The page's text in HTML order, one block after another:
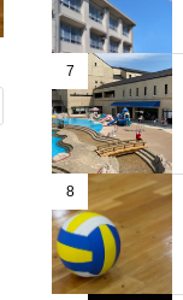
7
8